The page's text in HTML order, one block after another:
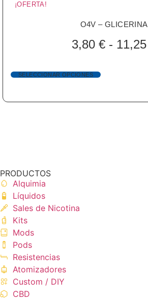
¡OFERTA!
O4V – GLICERINA
3,80 € - 11,25
SELECCIONAR OPCIONES
PRODUCTOS
Alquimia
Líquidos
Sales de Nicotina
Kits
Mods
Pods
Resistencias
Atomizadores
Custom / DIY
CBD